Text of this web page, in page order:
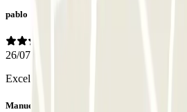
pablo
26/07/2026
Excelente relación calidad precio. Ni un
Manuel